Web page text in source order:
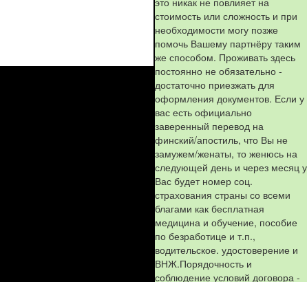
стоимость или сложность и при
необходимости могу позже
помочь Вашему партнёру таким
же способом. Проживать здесь
постоянно не обязательно -
достаточно приезжать для
оформления документов. Если у
вас есть официально
заверенный перевод на
финский/апостиль, что Вы не
замужем/женаты, то женюсь на
следующей день и через месяц у
Вас будет номер соц.
страхования страны со всеми
благами как бесплатная
медицина и обучение, пособие
по безработице и т.п.,
водительское. удостоверение и
ВНЖ.Порядочность и
соблюдение условий договора -